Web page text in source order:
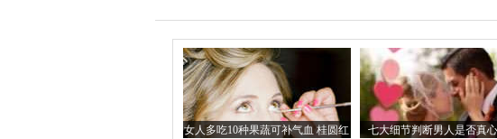
女人多吃10种果蔬可补气血 桂圆红 七大细节判断男人是否真